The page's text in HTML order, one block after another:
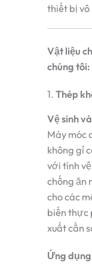
thiết bị vô
Vật liệu
chúng tôi:
1. Thép
Vệ sinh
Máy móc
không gỉ
với tính
chống ăn
cho các
biến thực
xuất cần
Ứng